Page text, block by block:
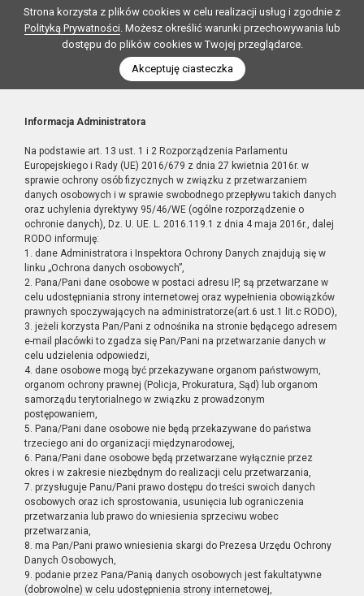
Strona korzysta z plików cookies w celu realizacji usług i zgodnie z
Polityką Prywatności. Możesz określić warunki przechowywania lub
dostępu do plików cookies w Twojej przeglądarce.
Akceptuję ciasteczka
Informacja Administratora
Na podstawie art. 13 ust. 1 i 2 Rozporządzenia Parlamentu
Europejskiego i Rady (UE) 2016/679 z dnia 27 kwietnia 2016r. w
sprawie ochrony osób fizycznych w związku z przetwarzaniem
danych osobowych i w sprawie swobodnego przepływu takich danych
oraz uchylenia dyrektywy 95/46/WE (ogólne rozporządzenie o
ochronie danych), Dz. U. UE. L. 2016.119.1 z dnia 4 maja 2016r., dalej
RODO informuję:
1. dane Administratora i Inspektora Ochrony Danych znajdują się w
linku „Ochrona danych osobowych”,
2. Pana/Pani dane osobowe w postaci adresu IP, są przetwarzane w
celu udostępniania strony internetowej oraz wypełnienia obowiązków
prawnych spoczywających na administratorze(art.6 ust.1 lit.c RODO),
3. jeżeli korzysta Pan/Pani z odnośnika na stronie będącego adresem
e-mail placówki to zgadza się Pan/Pani na przetwarzanie danych w
celu udzielenia odpowiedzi,
4. dane osobowe mogą być przekazywane organom państwowym,
organom ochrony prawnej (Policja, Prokuratura, Sąd) lub organom
samorządu terytorialnego w związku z prowadzonym
postępowaniem,
5. Pana/Pani dane osobowe nie będą przekazywane do państwa
trzeciego ani do organizacji międzynarodowej,
6. Pana/Pani dane osobowe będą przetwarzane wyłącznie przez
okres i w zakresie niezbędnym do realizacji celu przetwarzania,
7. przysługuje Panu/Pani prawo dostępu do treści swoich danych
osobowych oraz ich sprostowania, usunięcia lub ograniczenia
przetwarzania lub prawo do wniesienia sprzeciwu wobec
przetwarzania,
8. ma Pan/Pani prawo wniesienia skargi do Prezesa Urzędu Ochrony
Danych Osobowych,
9. podanie przez Pana/Panią danych osobowych jest fakultatywne
(dobrowolne) w celu udostępnienia strony internetowej,